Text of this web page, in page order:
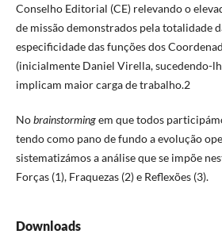
Conselho Editorial (CE) relevando o
de missão demonstrados pela totalidade
especificidade das funções dos
(inicialmente Daniel Virella, sucedendo-
implicam maior carga de trabalho.2
Nobrainstormingem que todos
tendo como pano de fundo a evolução
sistematizámos a análise que se impõe
Forças (1), Fraquezas (2) e Reflexões (3).
Downloads